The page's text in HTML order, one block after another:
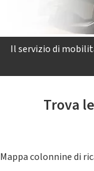
Il servizio di
Trova
Mappa colonnine di